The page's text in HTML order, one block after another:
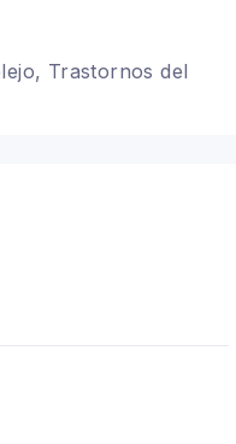
Trastornos del